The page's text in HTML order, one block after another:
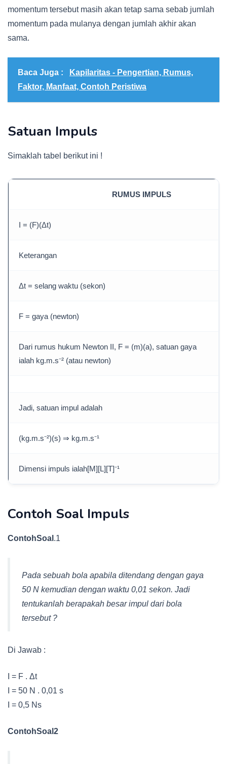
momentum tersebut masih akan tetap sama sebab jumlah
momentum pada mulanya dengan jumlah akhir akan
sama.
Baca Juga :
Kapilaritas - Pengertian, Rumus,
Faktor, Manfaat, Contoh Peristiwa
Satuan Impuls
Simaklah tabel berikut ini !
RUMUS IMPULS
I = (F)(Δt)
Keterangan
Δt = selang waktu (sekon)
F = gaya (newton)
Dari rumus hukum Newton II, F = (m)(a), satuan gaya
ialah kg.m.s⁻² (atau newton)
Jadi, satuan impul adalah
(kg.m.s⁻²)(s) ⇒ kg.m.s⁻¹
Dimensi impuls ialah[M][L][T]⁻¹
Contoh Soal Impuls
ContohSoal .1
Pada sebuah bola apabila ditendang dengan gaya
50 N kemudian dengan waktu 0,01 sekon. Jadi
tentukanlah berapakah besar impul dari bola
tersebut ?
Di Jawab :
I = F . Δt
I = 50 N . 0,01 s
I = 0,5 Ns
ContohSoal2